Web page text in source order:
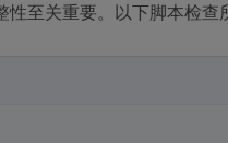
性至关重要。以下脚本检查